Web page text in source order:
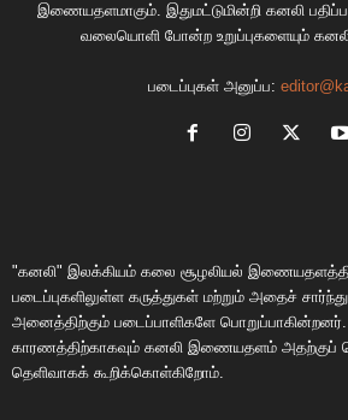
இணையதளமாகும். இதுமட்டுமின்றி கனலி
வலையொளி போன்ற உறுப்புகளையும்
படைப்புகள் அனுப்ப:
"கனலி" இலக்கியம் கலை சூழலியல்
படைப்புகளிலுள்ள கருத்துகள் மற்றும் அதைச்
அனைத்திற்கும் படைப்பாளிகளே
காரணத்திற்காகவும் கனலி இணையதளம் அதற்குப்
தெளிவாகக் கூறிக்கொள்கிறோம்.